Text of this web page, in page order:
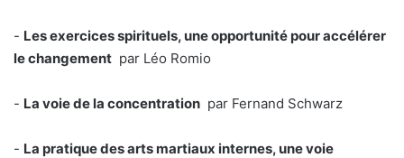
- Les exercices spirituels, une opportunité pour accélérer
le changement par Léo Romio
- La voie de la concentration par Fernand Schwarz
- La pratique des arts martiaux internes, une voie